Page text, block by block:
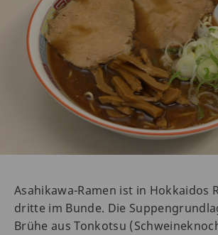
Asahikawa-Ramen ist in Hokkaidos
dritte im Bunde. Die
Brühe aus Tonkotsu